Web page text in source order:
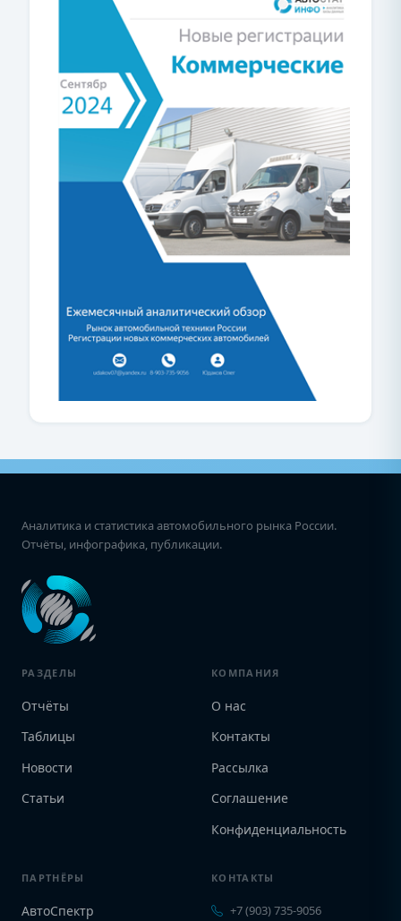
Аналитика и статистика автомобильного рынка России.
Отчёты, инфографика, публикации.
РАЗДЕЛЫ
Отчёты
Таблицы
Новости
Статьи
КОМПАНИЯ
О нас
Контакты
Рассылка
Соглашение
Конфиденциальность
ПАРТНЁРЫ
АвтоСпектр
КОНТАКТЫ
+7 (903) 735-9056